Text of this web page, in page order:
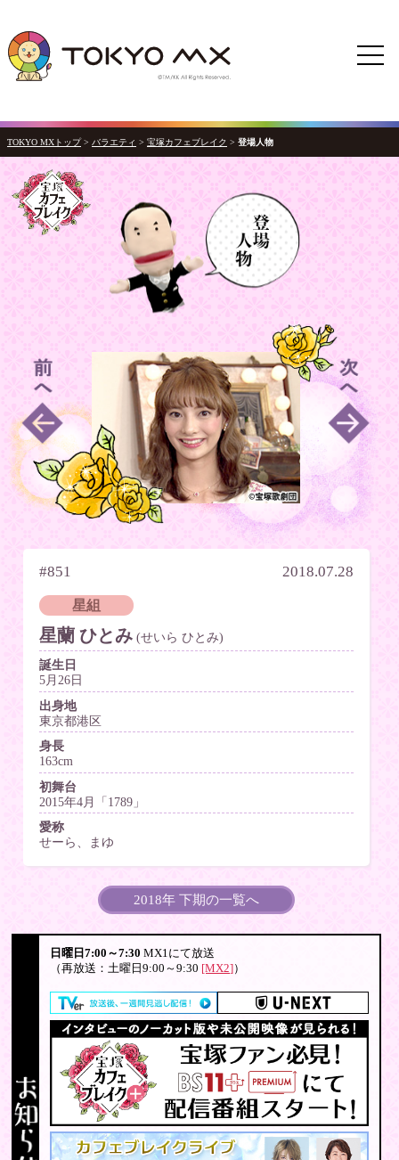
TOKYO MXトップ> バラエティ > 宝塚カフェブレイク > 登場人物
#851 2018.07.28
星組
星蘭 ひとみ (せいら ひとみ)
誕生日
5月26日
出身地
東京都港区
身長
163cm
初舞台
2015年4月「1789」
愛称
せーら、まゆ
2018年 下期の一覧へ
日曜日7:00～7:30 MX1にて放送
（再放送：土曜日9:00～9:30 [MX2] ）